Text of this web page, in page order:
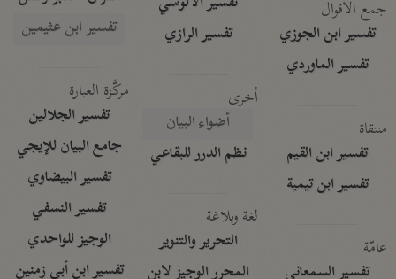
جمع الأقوال
تفسير ابن الجوزي
تفسير الماوردي
منتقاة
تفسير ابن القيم
تفسير ابن تيمية
عامّة
تفسير السمعاني
تفسير الرازي
أخرى
أضواء البيان
نظم الدرر للبقاعي
لغة وبلاغة
التحرير والتنوير
المحرر الوجيز لابن
تفسير ابن عثيمين
مركَّزة العبارة
تفسير الجلالين
جامع البيان للإيجي
تفسير البيضاوي
تفسير النسفي
الوجيز للواحدي
تفسير ابن أبي زمنين